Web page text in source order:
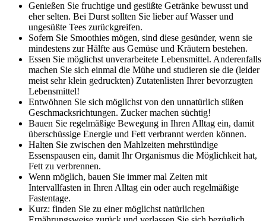
Genießen Sie fruchtige und gesüßte Getränke bewusst und
eher selten. Bei Durst sollten Sie lieber auf Wasser und
ungesüßte Tees zurückgreifen.
Sofern Sie Smoothies mögen, sind diese gesünder, wenn sie
mindestens zur Hälfte aus Gemüse und Kräutern bestehen.
Essen Sie möglichst unverarbeitete Lebensmittel. Anderenfalls
machen Sie sich einmal die Mühe und studieren sie die (leider
meist sehr klein gedruckten) Zutatenlisten Ihrer bevorzugten
Lebensmittel!
Entwöhnen Sie sich möglichst von den unnatürlich süßen
Geschmacksrichtungen. Zucker machen süchtig!
Bauen Sie regelmäßige Bewegung in Ihren Alltag ein, damit
überschüssige Energie und Fett verbrannt werden können.
Halten Sie zwischen den Mahlzeiten mehrstündige
Essenspausen ein, damit Ihr Organismus die Möglichkeit hat,
Fett zu verbrennen.
Wenn möglich, bauen Sie immer mal Zeiten mit
Intervallfasten in Ihren Alltag ein oder auch regelmäßige
Fastentage.
Kurz: finden Sie zu einer möglichst natürlichen